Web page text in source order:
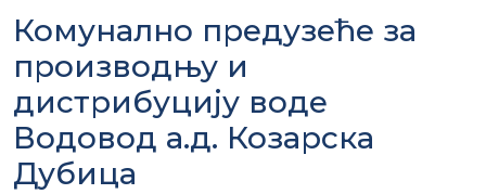
Комунално предузеће за
производњу и
дистрибуцију воде
Водовод а.д. Козарска
Дубица